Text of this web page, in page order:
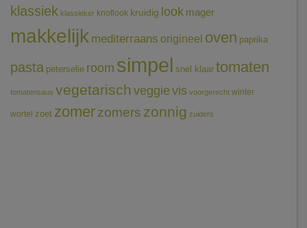
klassiek klassieker knoflook kruidig look mager
makkelijk mediterraans origineel oven paprika
pasta peterselie room simpel snel klaar tomaten
tomatensaus vegetarischveggie vis voorgerecht winter
wortel zoet zomerzomers zonnig zuiders